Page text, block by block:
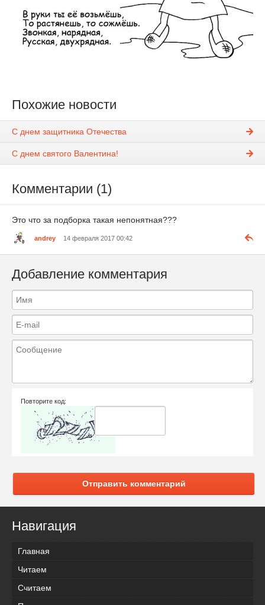
Похожие новости
С днем защитника Отечества
С днем святого Валентина!
Комментарии (1)
Это что за подборка такая непонятная???
andrey 14 февраля 2017 00:42
Добавление комментария
Повторите код:
Отправить комментарий
Навигация
Главная
Читаем
Считаем